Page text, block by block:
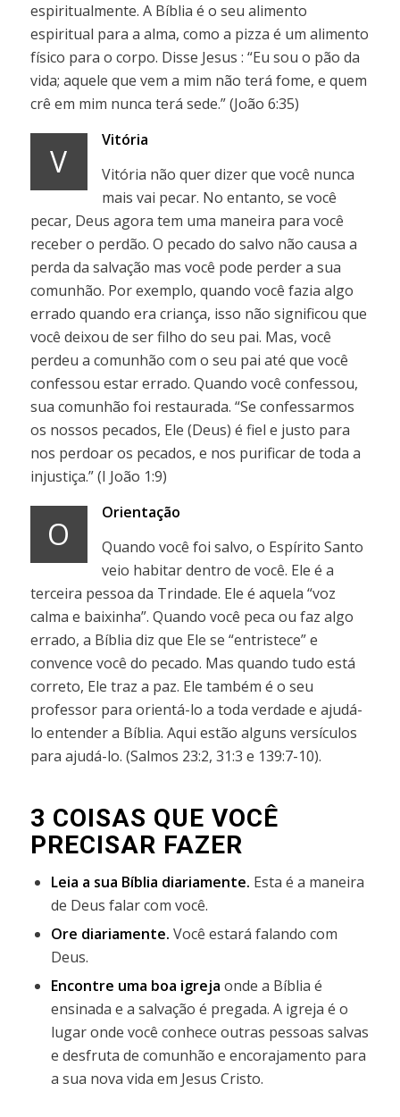
espiritualmente. A Bíblia é o seu alimento
espiritual para a alma, como a pizza é um alimento
físico para o corpo. Disse Jesus : “Eu sou o pão da
vida; aquele que vem a mim não terá fome, e quem
crê em mim nunca terá sede.” (João 6:35)
V
Vitória
Vitória não quer dizer que você nunca
mais vai pecar. No entanto, se você
pecar, Deus agora tem uma maneira para você
receber o perdão. O pecado do salvo não causa a
perda da salvação mas você pode perder a sua
comunhão. Por exemplo, quando você fazia algo
errado quando era criança, isso não significou que
você deixou de ser filho do seu pai. Mas, você
perdeu a comunhão com o seu pai até que você
confessou estar errado. Quando você confessou,
sua comunhão foi restaurada. “Se confessarmos
os nossos pecados, Ele (Deus) é fiel e justo para
nos perdoar os pecados, e nos purificar de toda a
injustiça.” (I João 1:9)
O
Orientação
Quando você foi salvo, o Espírito Santo
veio habitar dentro de você. Ele é a
terceira pessoa da Trindade. Ele é aquela “voz
calma e baixinha”. Quando você peca ou faz algo
errado, a Bíblia diz que Ele se “entristece” e
convence você do pecado. Mas quando tudo está
correto, Ele traz a paz. Ele também é o seu
professor para orientá-lo a toda verdade e ajudá-
lo entender a Bíblia. Aqui estão alguns versículos
para ajudá-lo. (Salmos 23:2, 31:3 e 139:7-10).
3 COISAS QUE VOCÊ
PRECISAR FAZER
Leia a sua Bíblia diariamente. Esta é a maneira
de Deus falar com você.
Ore diariamente. Você estará falando com
Deus.
Encontre uma boa igreja onde a Bíblia é
ensinada e a salvação é pregada. A igreja é o
lugar onde você conhece outras pessoas salvas
e desfruta de comunhão e encorajamento para
a sua nova vida em Jesus Cristo.